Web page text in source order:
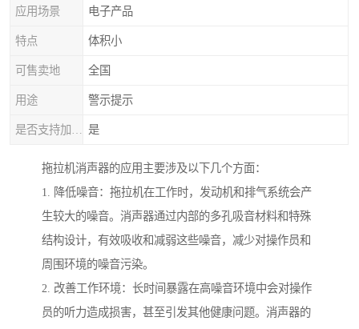
应用场景 电子产品
特点 体积小
可售卖地 全国
用途 警示提示
是
拖拉机消声器的应用主要涉及以下几个方面：
1. 降低噪音：拖拉机在工作时，发动机和排气系统会产
生较大的噪音。消声器通过内部的多孔吸音材料和特殊
结构设计，有效吸收和减弱这些噪音，减少对操作员和
周围环境的噪音污染。
2. 改善工作环境：长时间暴露在高噪音环境中会对操作
员的听力造成损害，甚至引发其他健康问题。消声器的